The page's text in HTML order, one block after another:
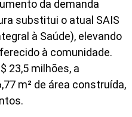
da demanda
substitui o atual SAIS
à Saúde), elevando
à comunidade.
23,5 milhões, a
m² de área construída,